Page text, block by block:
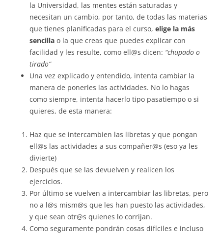
la Universidad, las mentes están saturadas y
necesitan un cambio, por tanto, de todas las materias
que tienes planificadas para el curso, elige la más
sencilla o la que creas que puedes explicar con
facilidad y les resulte, como ell@s dicen: “chupado o
tirado”
Una vez explicado y entendido, intenta cambiar la
manera de ponerles las actividades. No lo hagas
como siempre, intenta hacerlo tipo pasatiempo o si
quieres, de esta manera:
Haz que se intercambien las libretas y que pongan
ell@s las actividades a sus compañer@s (eso ya les
divierte)
Después que se las devuelven y realicen los
ejercicios.
Por último se vuelven a intercambiar las libretas, pero
no a l@s mism@s que les han puesto las actividades,
y que sean otr@s quienes lo corrijan.
Como seguramente pondrán cosas difíciles e incluso